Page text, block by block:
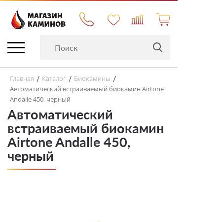
Главная / Каталог / Биокамины /
Автоматический встраиваемый биокамин Airtone
Andalle 450, черный
Автоматический
встраиваемый биокамин
Airtone Andalle 450,
черный